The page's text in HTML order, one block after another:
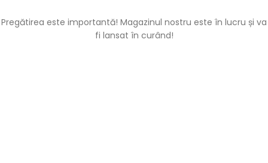
Pregătirea este importantă! Magazinul nostru este în lucru și va
fi lansat în curând!